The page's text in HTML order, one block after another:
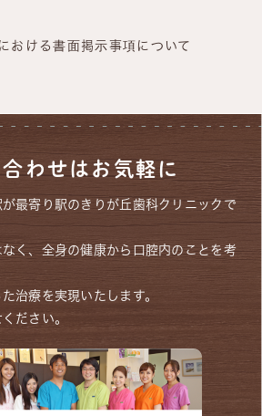
わせはお気軽に
最寄り駅のきりが丘歯科クリニックで
く、全身の健康から口腔内のことを考
治療を実現いたします。
ださい。